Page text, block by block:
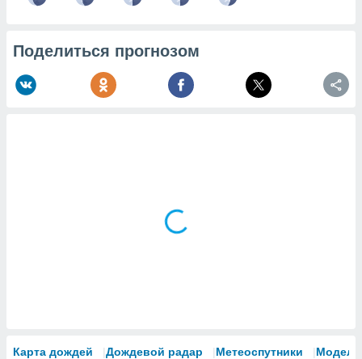
Поделиться прогнозом
Карта дождей Дождевой радар Метеоспутники Модели